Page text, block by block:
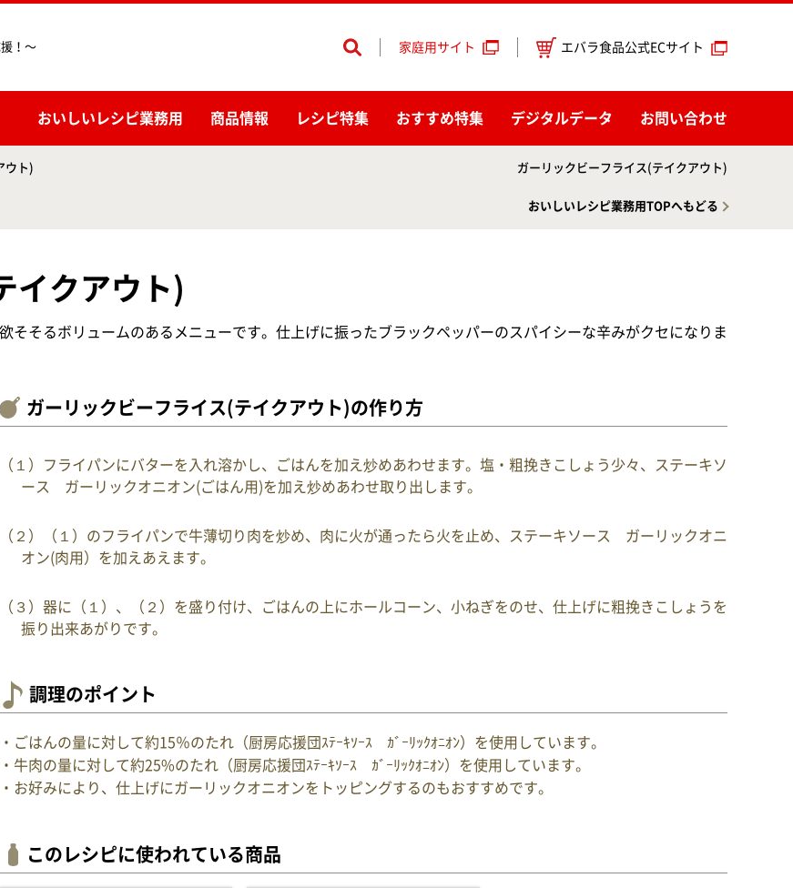
！〜
おいしいレシピ業務用 商品情報 レシピ特集 おすすめ特集 デジタルデータ お問い合わせ
家庭用サイト エバラ食品公式ECサイト
ウト) ガーリックビーフライス(テイクアウト)
おいしいレシピ業務用TOPへもどる
イクアウト)
そそるボリュームのあるメニューです。仕上げに振ったブラックペッパーのスパイシーな辛みがクセになりま
ガーリックビーフライス(テイクアウト)の作り方
（１）フライパンにバターを入れ溶かし、ごはんを加え炒めあわせます。塩・粗挽きこしょう少々、ステーキソ
ース ガーリックオニオン(ごはん用)を加え炒めあわせ取り出します。
（２）（１）のフライパンで牛薄切り肉を炒め、肉に火が通ったら火を止め、ステーキソース ガーリックオニ
オン(肉用）を加えあえます。
（３）器に（１）、（２）を盛り付け、ごはんの上にホールコーン、小ねぎをのせ、仕上げに粗挽きこしょうを
振り出来あがりです。
調理のポイント
・ごはんの量に対して約15％のたれ（厨房応援団ｽﾃｰｷｿｰｽ ｶﾞｰﾘｯｸｵﾆｵﾝ）を使用しています。
・牛肉の量に対して約25%のたれ（厨房応援団ｽﾃｰｷｿｰｽ ｶﾞｰﾘｯｸｵﾆｵﾝ）を使用しています。
・お好みにより、仕上げにガーリックオニオンをトッピングするのもおすすめです。
このレシピに使われている商品